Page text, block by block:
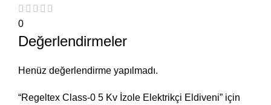
0
Değerlendirmeler
Henüz değerlendirme yapılmadı.
“Regeltex Class-0 5 Kv İzole Elektrikçi Eldiveni” için